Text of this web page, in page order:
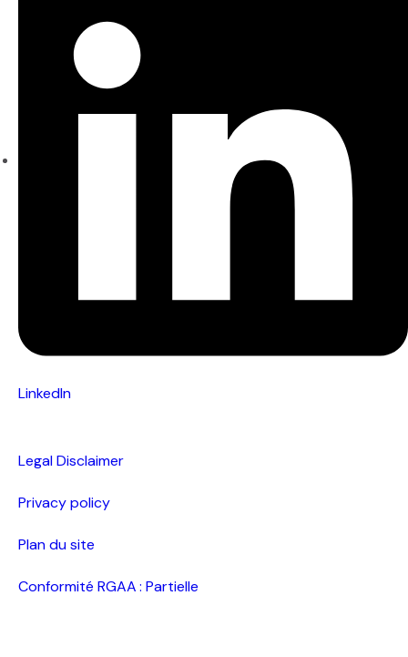
LinkedIn
Legal Disclaimer
Privacy policy
Plan du site
Conformité RGAA : Partielle